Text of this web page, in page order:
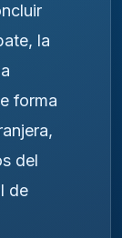
la
forma
del
de